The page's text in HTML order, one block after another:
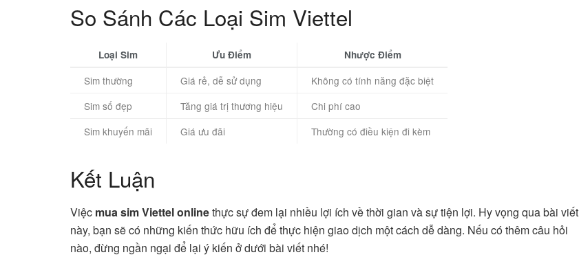
So Sánh Các Loại Sim Viettel
Loại Sim Ưu Điểm Nhược Điểm
Sim thường Giá rẻ, dễ sử dụng
Không có tính năng đặc biệt
Sim số đẹp
Tăng giá trị thương hiệu
Chi phí cao
Sim khuyến mãi
Giá ưu đãi Thường có điều kiện đi kèm
Kết Luận
Việc mua sim Viettel onlinethực sự đem lại nhiều lợi ích về thời gian và sự tiện lợi. Hy vọng qua bài viết
này, bạn sẽ có những kiến thức hữu ích để thực hiện giao dịch một cách dễ dàng. Nếu có thêm câu hỏi
nào, đừng ngần ngại để lại ý kiến ở dưới bài viết nhé!